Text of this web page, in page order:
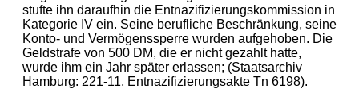
stufte ihn daraufhin die Entnazifizierungskommission in
Kategorie IV ein. Seine berufliche Beschränkung, seine
Konto- und Vermögenssperre wurden aufgehoben. Die
Geldstrafe von 500 DM, die er nicht gezahlt hatte,
wurde ihm ein Jahr später erlassen; (Staatsarchiv
Hamburg: 221-11, Entnazifizierungsakte Tn 6198).